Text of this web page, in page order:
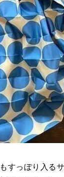
すっぽり入る